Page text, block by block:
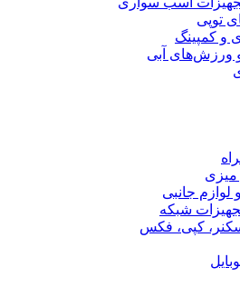
توپی
و کمپینگ
ورزش‌های آبی
میزی
جانبی
شبکه
کپی، فکس